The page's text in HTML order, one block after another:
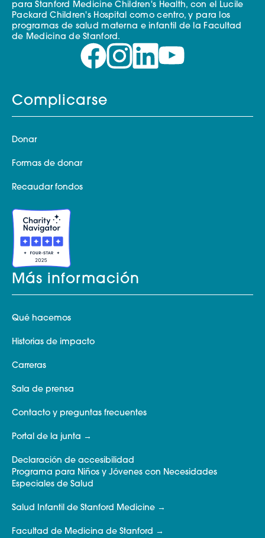
para Stanford Medicine Children's Health, con el Lucile
Packard Children's Hospital como centro, y para los
programas de salud materna e infantil de la Facultad
de Medicina de Stanford.
Complicarse
Donar
Formas de donar
Recaudar fondos
Más información
Qué hacemos
Historias de impacto
Carreras
Sala de prensa
Contacto y preguntas frecuentes
Portal de la junta
Declaración de accesibilidad
Programa para Niños y Jóvenes con Necesidades
Especiales de Salud
Salud Infantil de Stanford Medicine
Facultad de Medicina de Stanford